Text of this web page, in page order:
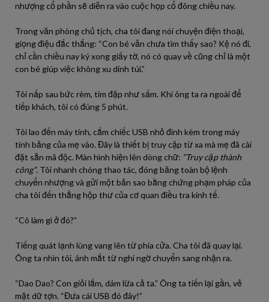
nhượng cổ phần sẽ diễn ra vào cuộc họp cổ đông chiều nay.
Trong văn phòng chủ tịch, cha tôi đang nói chuyện điện thoại,
giọng điệu đắc thắng: “Con bé vẫn chưa tìm thấy sao? Kệ nó đi,
chỉ cần chiều nay ký xong giấy tờ, nó có quay về cũng chỉ là một
con bé giúp việc không xu dính túi.”
Tôi nấp sau bức rèm, tim đập như sấm. Khi ông ta ra ngoài để
tiếp khách, tôi có đúng 5 phút.
Tôi lao đến máy tính, cắm chiếc USB nhỏ đính kèm trong máy
tính bảng của mẹ vào. Đây là thiết bị truy cập từ xa mà mẹ đã cài
đặt sẵn mã độc. Màn hình hiện lên dòng chữ: “Truy cập thành
công”. Tôi nhanh chóng thao tác, đóng băng toàn bộ lệnh
chuyển nhượng và gửi một bản sao bằng chứng phạm pháp của
cha tôi đến thẳng hộp thư của cơ quan điều tra kinh tế.
“Cô làm gì ở đó?”
Tiếng quát lạnh lùng vang lên từ phía cửa. Cha tôi đã quay lại.
Ông ta nhìn tôi, ánh mắt từ nghi ngờ chuyển sang nhận ra.
“Dao Dao? Con giỏi lắm, dám lừa cả ta.” Ông ta tiến lại gần, vẻ
mặt dữ tợn. “Đưa cái USB đó đây!”